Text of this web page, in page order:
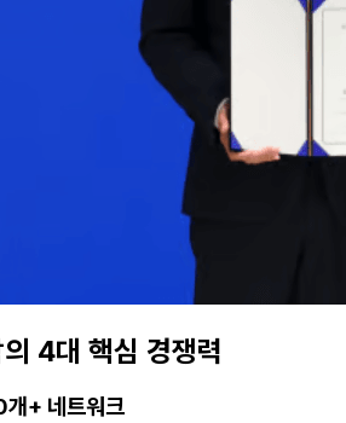
4대 핵심 경쟁력
+ 네트워크